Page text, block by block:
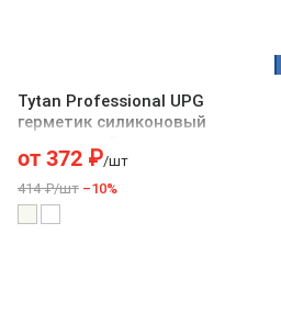
Tytan Professional UPG
герметик силиконовый
от 372₽/шт
414 ₽/шт –10%